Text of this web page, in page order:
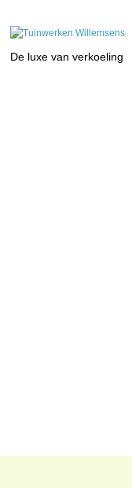
De luxe van verkoeling